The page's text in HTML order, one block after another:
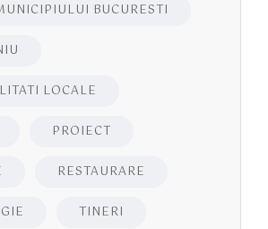
BUCURESTI
LOCALE
PROIECT
RESTAURARE
TINERI